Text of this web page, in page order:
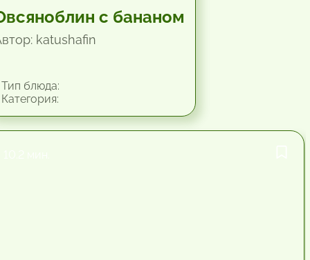
с бананом
katushafin
блюда: